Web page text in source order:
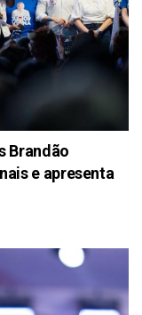
Brandão
e apresenta